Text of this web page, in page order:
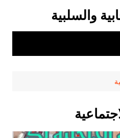
والسلبية